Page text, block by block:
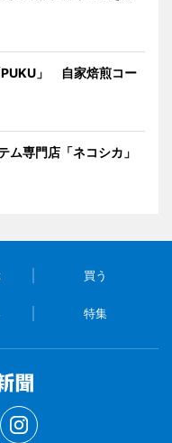
PUKU」 自家焙煎コー
ム専門店「ネコシカ」
買う
特集